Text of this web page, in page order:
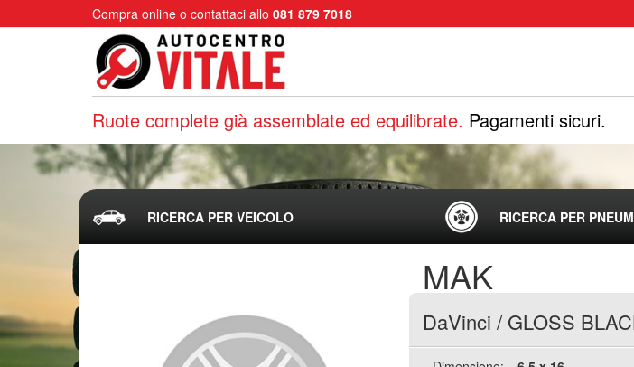
Compra online o contattaci allo 081 879 7018
Ruote complete già assemblate ed equilibrate. Pagamenti sicuri.
RICERCA PER VEICOLO RICERCA PER
MAK
DaVinci / GLOSS